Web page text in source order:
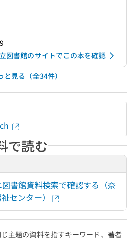
図書館のサイトでこの本を確認
と見る（全34件）
で読む
書館資料検索で確認する（奈
センター）
主題の資料を指すキーワード、著者